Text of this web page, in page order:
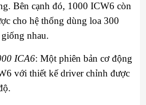
Bên cạnh đó, 1000 ICW6 còn
cho hệ thống dùng loa 300
nhau.
ICA6: Một phiên bản cơ động
với thiết kế driver chỉnh được